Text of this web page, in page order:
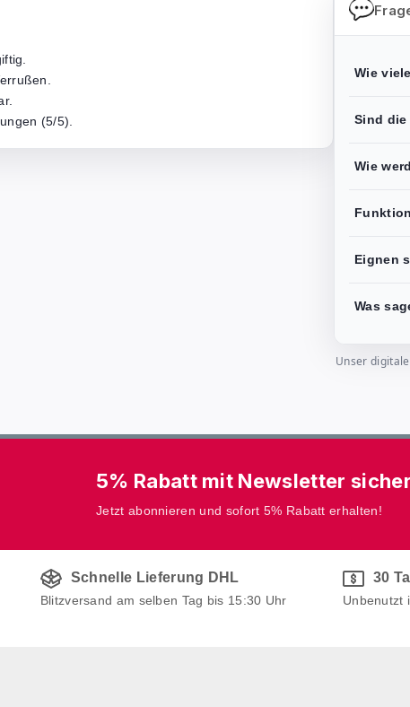
(5/5).
Wie
Sind
Wie
Eignen
Was
Unser
5% Rabatt mit Newsletter
Jetzt abonnieren und sofort 5% Rabatt erhalten!
Schnelle Lieferung DHL
Blitzversand am selben Tag bis 15:30 Uhr
30
Unbenutzt